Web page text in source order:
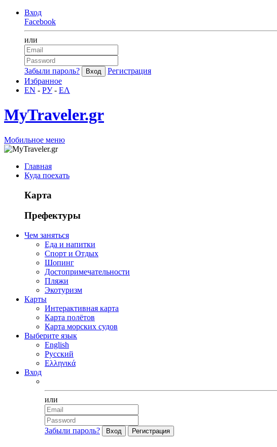
Вход
Facebook
или
Забыли пароль?
Регистрация
Избранное
EN - РУ- ΕΛ
MyTraveler.gr
Мобильное меню
Главная
Куда поехать
Карта
Префектуры
Чем заняться
Еда и напитки
Спорт и Отдых
Шопинг
Достопримечательности
Пляжи
Экотуризм
Карты
Интерактивная карта
Карта полётов
Карта морских судов
Выберите язык
English
Русский
Ελληνικά
Вход
или
Забыли пароль?